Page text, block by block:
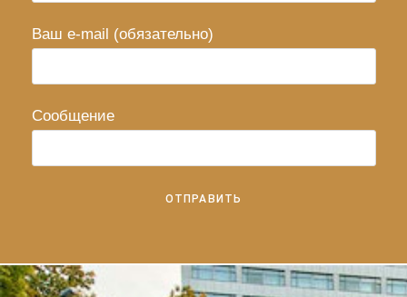
Ваш e-mail (обязательно)
Сообщение